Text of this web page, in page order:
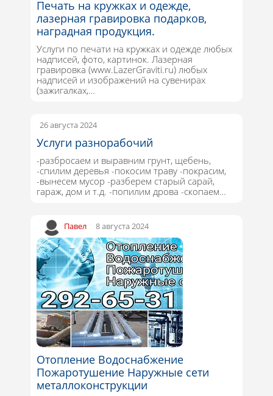
Печать на кружках и одежде,
лазерная гравировка подарков,
наградная продукция.
Услуги по печати на кружках и одежде любых
надписей, фото, картинок. Лазерная
гравировка (www.LazerGraviti.ru) любых
надписей и изображений на сувенирах
(зажигалках,…
26 августа 2024
Услуги разнорабочий
-разбросаем и выравним грунт, щебень,
-спилим деревья -покосим траву -покрасим,
-вынесем мусор -разберем старый сарай,
гараж, дом и т.д. -попилим дрова -скопаем…
Павел 8 августа 2024
Отопление Водоснабжение
Пожаротушение Наружные сети
металлоконструкции